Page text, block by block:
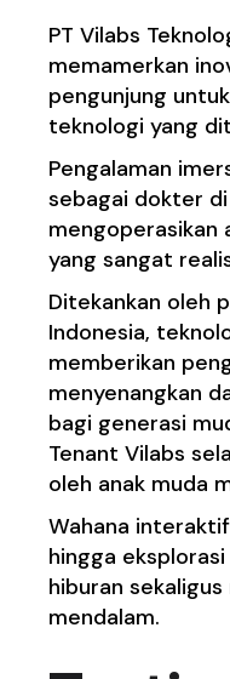
PT Vilabs
memamerkan
pengunjung
teknologi yang
Pengalaman
sebagai dokter
mengoperasikan
yang sangat
Ditekankan oleh
Indonesia,
memberikan
menyenangkan
bagi generasi
Tenant Vilabs
oleh anak muda
Wahana
hingga
hiburan
mendalam.